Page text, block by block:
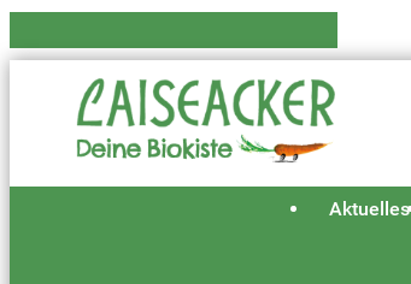
Aktuelles